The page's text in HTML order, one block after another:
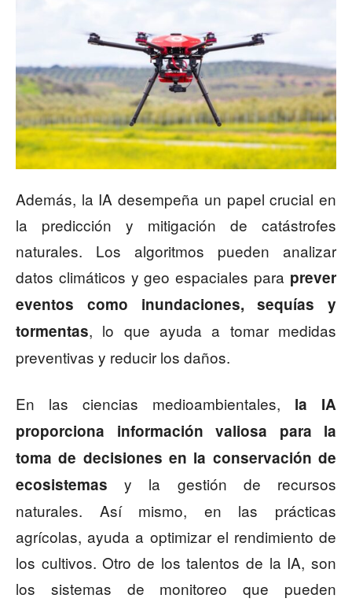
Además, la IA desempeña un papel crucial en
la predicción y mitigación de catástrofes
naturales. Los algoritmos pueden analizar
datos climáticos y geo espaciales para prever
eventos como inundaciones, sequías y
tormentas, lo que ayuda a tomar medidas
preventivas y reducir los daños.
En las ciencias medioambientales, la IA
proporciona información valiosa para la
toma de decisiones en la conservación de
ecosistemas y la gestión de recursos
naturales. Así mismo, en las prácticas
agrícolas, ayuda a optimizar el rendimiento de
los cultivos. Otro de los talentos de la IA, son
los sistemas de monitoreo que pueden